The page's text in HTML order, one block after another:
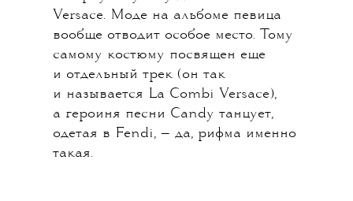
Versace. Моде на альбоме певица
вообще отводит особое место. Тому
самому костюму посвящен еще
и отдельный трек (он так
и называется La Combi Versace),
а героиня песни Candy танцует,
одетая в Fendi, — да, рифма именно
такая.